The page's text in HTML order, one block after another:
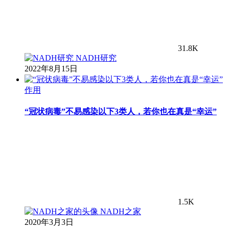
31.8K
NADH研究
2022年8月15日
作用
“冠状病毒”不易感染以下3类人，若你也在真是“幸运”
1.5K
NADH之家
2020年3月3日